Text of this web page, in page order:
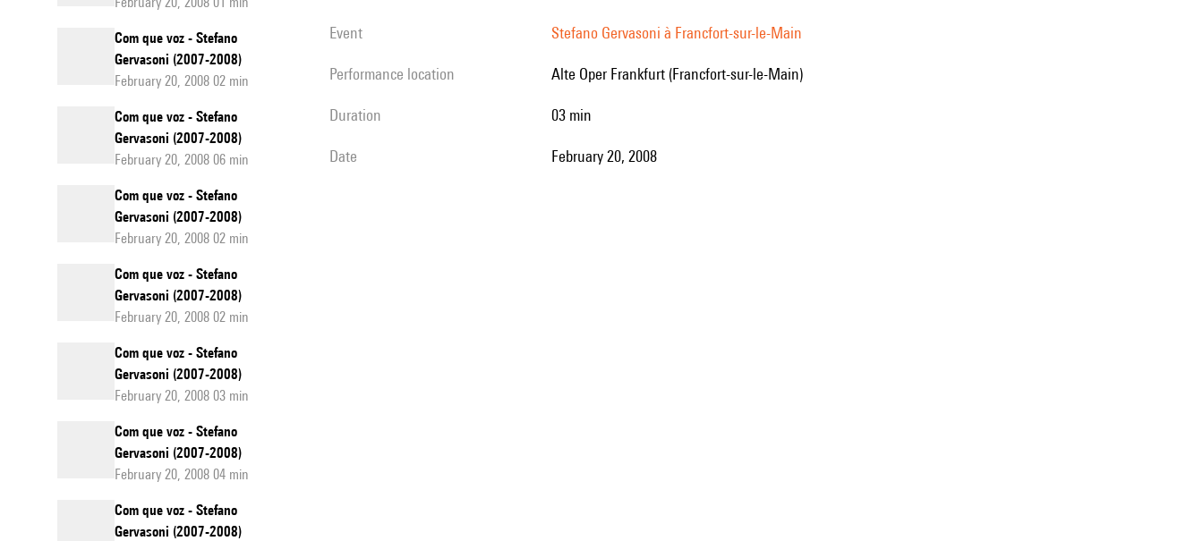
Com que voz - Stefano
Gervasoni (2007-2008)
February 20, 2008 02 min
Com que voz - Stefano
Gervasoni (2007-2008)
February 20, 2008 06 min
Com que voz - Stefano
Gervasoni (2007-2008)
February 20, 2008 02 min
Com que voz - Stefano
Gervasoni (2007-2008)
February 20, 2008 02 min
Com que voz - Stefano
Gervasoni (2007-2008)
February 20, 2008 03 min
Com que voz - Stefano
Gervasoni (2007-2008)
February 20, 2008 04 min
Com que voz - Stefano
Gervasoni (2007-2008)
event Stefano Gervasoni à Francfort-sur-le-Main
performance location Alte Oper Frankfurt (Francfort-sur-le-Main)
duration 03 min
date February 20, 2008